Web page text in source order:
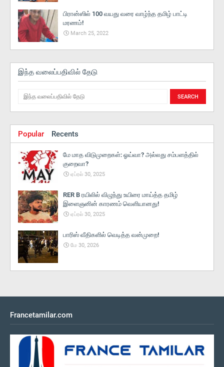
பிரான்ஸில் 100 வயது வரை வாழ்ந்த தமிழ் பாட்டி
மரணம்!
March 25, 2022
இந்த வலைப்பதிவில் தேடு
Popular Recents
மே மாத விடுமுறைகள்: ஓய்வா? அல்லது சம்பளத்தில்
குறைவா?
ஏப்ரல் 30, 2025
RER B ரயிலில் விழுந்து உயிரை மாய்த்த தமிழ்
இளைஞனின் காரணம் வெளியானது!
ஏப்ரல் 30, 2025
பாரிஸ் வீதிகளில் வெடித்த வன்முறை!
மே 30, 2026
Francetamilar.com